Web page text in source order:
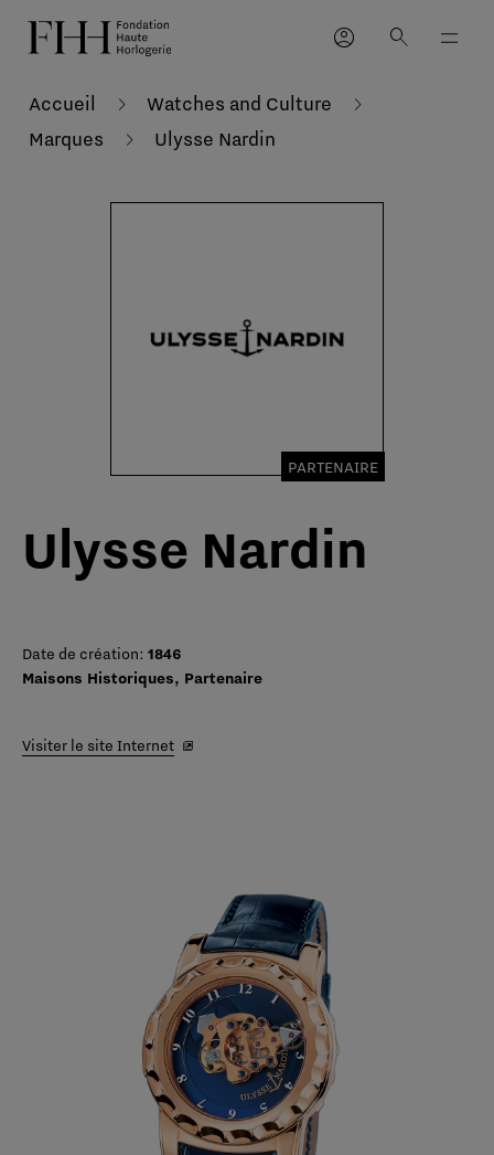
account_circle search
Accueil
Watches and Culture
Marques
Ulysse Nardin
PARTENAIRE
Ulysse Nardin
Date de création: 1846
Maisons Historiques, Partenaire
Visiter le site Internet